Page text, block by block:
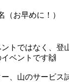
（お早めに！）
トではなく、登
ベントです🙌
、山のサービス